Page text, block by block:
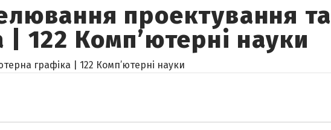
проектування та
122 Комп’ютерні науки
графіка | 122 Комп’ютерні науки